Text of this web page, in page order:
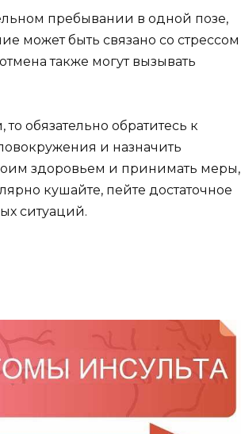
пребывании в одной позе,
может быть связано со стрессом
также могут вызывать
обязательно обратитесь к
и назначить
здоровьем и принимать меры,
кушайте, пейте достаточное
ситуаций.